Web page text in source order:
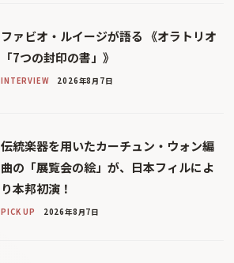
ファビオ・ルイージが語る 《オラトリオ
「7つの封印の書」》
INTERVIEW 2026年8月7日
伝統楽器を用いたカーチュン・ウォン編
曲の「展覧会の絵」が、日本フィルによ
り本邦初演！
PICK UP 2026年8月7日